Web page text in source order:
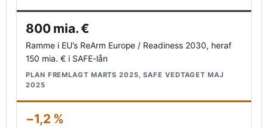
800 mia. €
Ramme i EU’s ReArm Europe / Readiness 2030, heraf
150 mia. € i SAFE-lån
PLAN FREMLAGT MARTS 2025, SAFE VEDTAGET MAJ
2025
−1,2 %